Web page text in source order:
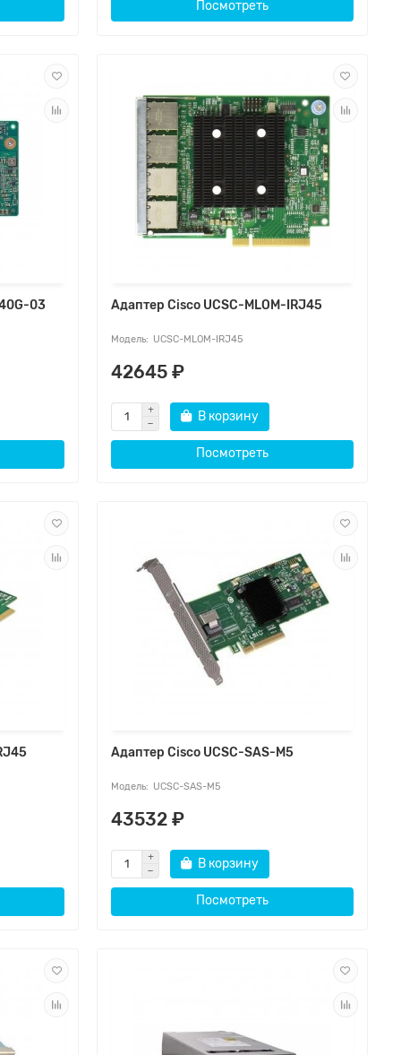
Посмотреть
03 Адаптер Cisco UCSC-MLOM-IRJ45
UCSC-MLOM-IRJ45
42645 ₽
В корзину
Посмотреть
Адаптер Cisco UCSC-SAS-M5
UCSC-SAS-M5
43532 ₽
В корзину
Посмотреть